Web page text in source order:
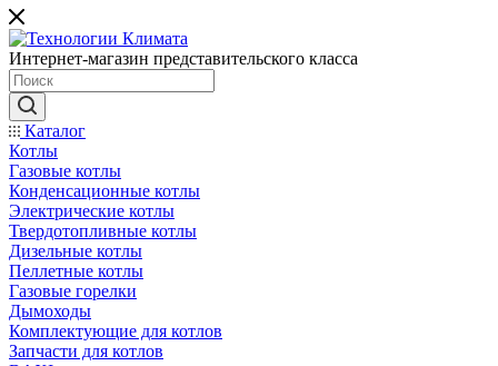
Интернет-магазин представительского класса
Каталог
Котлы
Газовые котлы
Конденсационные котлы
Электрические котлы
Твердотопливные котлы
Дизельные котлы
Пеллетные котлы
Газовые горелки
Дымоходы
Комплектующие для котлов
Запчасти для котлов